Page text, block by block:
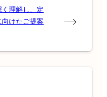
理解し、定
けたご提案